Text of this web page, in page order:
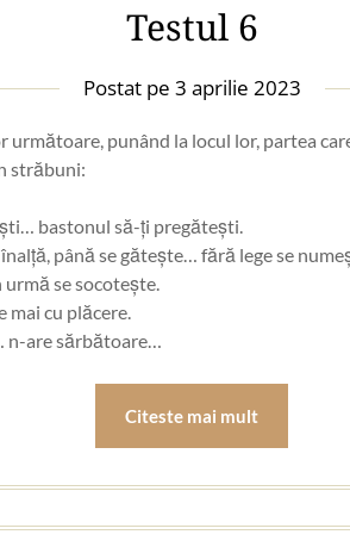
Testul 6
Postat pe 3 aprilie 2023
următoare, punând la locul lor, partea
străbuni:
bastonul să-ți pregătești.
înalță, până se gătește… fără lege se
se socotește.
mai cu plăcere.
n-are sărbătoare…
Citeste mai mult